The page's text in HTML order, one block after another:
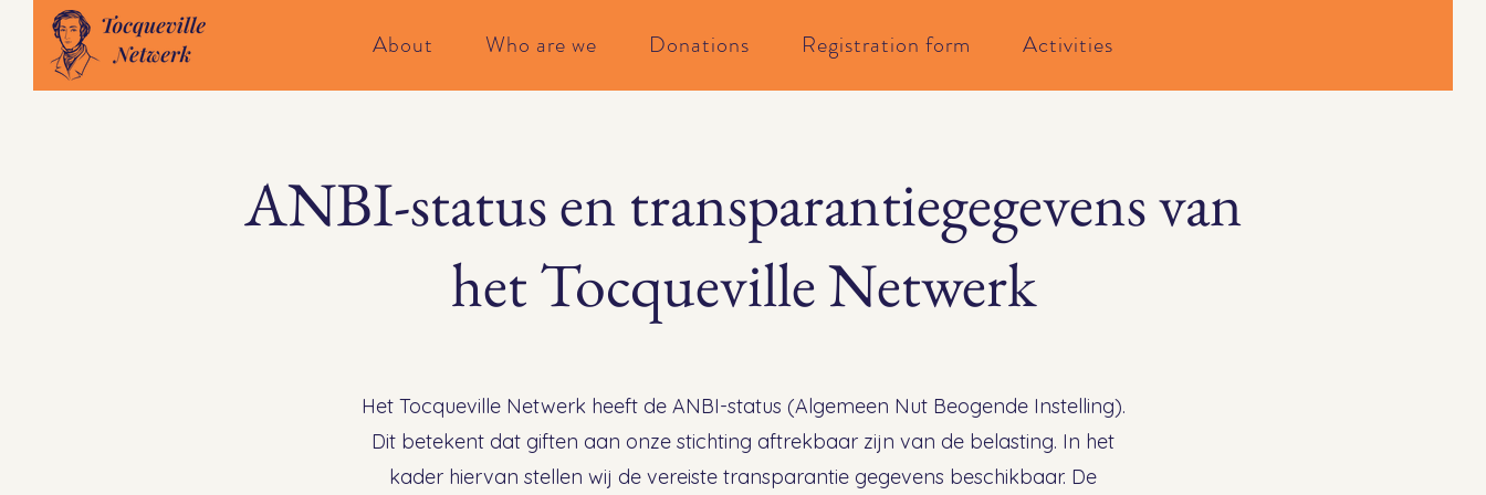
About Who are we Donations Registration form Activities
ANBI-status en transparantiegegevens van
het Tocqueville Netwerk
Het Tocqueville Netwerk heeft de ANBI-status (Algemeen Nut Beogende Instelling).
Dit betekent dat giften aan onze stichting aftrekbaar zijn van de belasting. In het
kader hiervan stellen wij de vereiste transparantie gegevens beschikbaar. De